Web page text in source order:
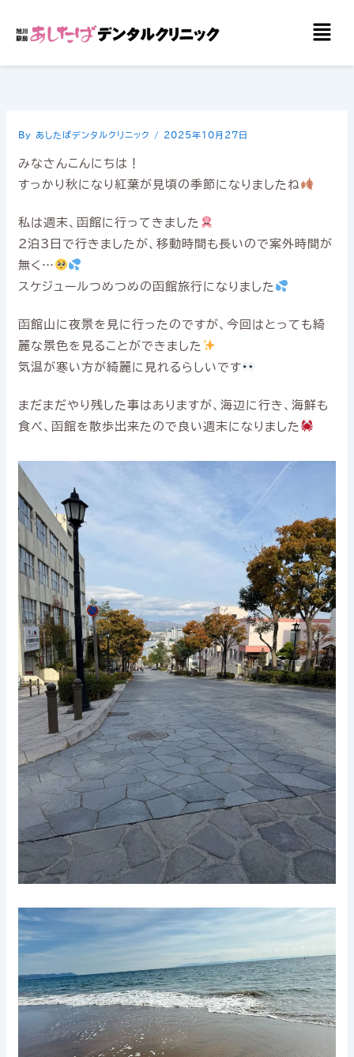
メ
ニ
By あしたばデンタルクリニック / 2025年10月27日
みなさんこんにちは！
すっかり秋になり紅葉が見頃の季節になりましたね
私は週末、函館に行ってきました
2泊3日で行きましたが、移動時間も長いので案外時間が
無く…
スケジュールつめつめの函館旅行になりました
函館山に夜景を見に行ったのですが、今回はとっても綺
麗な景色を見ることができました
気温が寒い方が綺麗に見れるらしいです
まだまだやり残した事はありますが、海辺に行き、海鮮も
食べ、函館を散歩出来たので良い週末になりました